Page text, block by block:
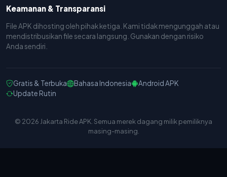
Keamanan & Transparansi
File APK dihosting oleh pihak ketiga. Kami tidak mengunggah atau
mendistribusikan file secara langsung. Gunakan dengan risiko
Anda sendiri.
Gratis & Terbuka Bahasa Indonesia
Android APK
Update Rutin
© 2026 Jakarta Ride APK. Semua merek dagang milik pemiliknya
masing-masing.